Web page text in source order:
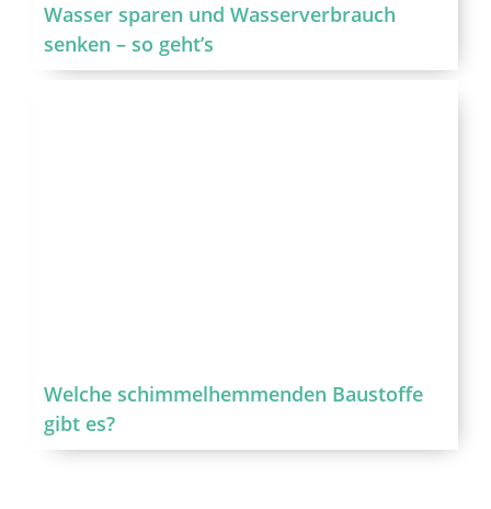
Wasser sparen und Wasserverbrauch
senken – so geht’s
Welche schimmelhemmenden Baustoffe
gibt es?